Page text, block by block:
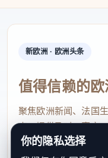
新欧洲 · 欧洲头条
值得信赖的
聚焦欧洲新闻、法国
点，提供及时、真实
速了解欧洲动态。
你的隐私选择